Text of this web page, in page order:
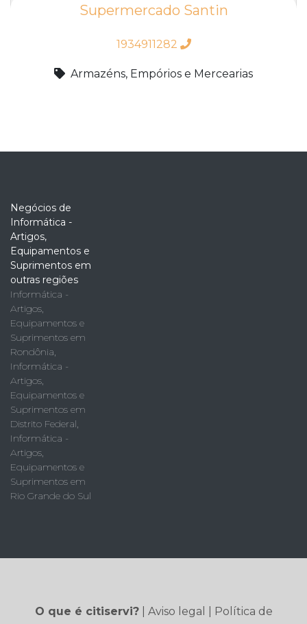
Supermercado Santin
1934911282
Armazéns, Empórios e Mercearias
Negócios de
Informática -
Artigos,
Equipamentos e
Suprimentos em
outras regiões
Informática -
Artigos,
Equipamentos e
Suprimentos em
Rondônia,
Informática -
Artigos,
Equipamentos e
Suprimentos em
Distrito Federal,
Informática -
Artigos,
Equipamentos e
Suprimentos em
Rio Grande do Sul
O que é citiservi?| Aviso legal
Política de